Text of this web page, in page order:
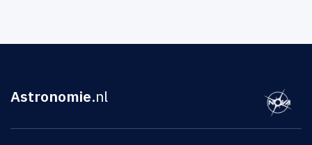
Astronomie.nl